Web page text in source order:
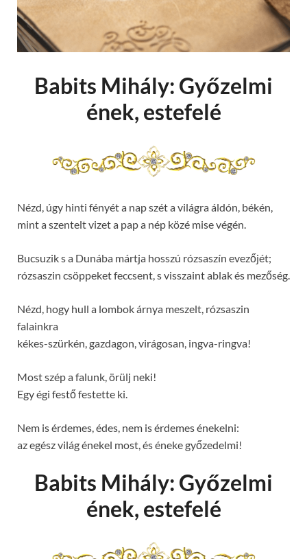
Babits Mihály: Győzelmi
ének, estefelé
Nézd, úgy hinti fényét a nap szét a világra áldón, békén,
mint a szentelt vizet a pap a nép közé mise végén.
Bucsuzik s a Dunába mártja hosszú rózsaszín evezőjét;
rózsaszin csöppeket feccsent, s visszaint ablak és mezőség.
Nézd, hogy hull a lombok árnya meszelt, rózsaszin
falainkra
kékes-szürkén, gazdagon, virágosan, ingva-ringva!
Most szép a falunk, örülj neki!
Egy égi festő festette ki.
Nem is érdemes, édes, nem is érdemes énekelni:
az egész világ énekel most, és éneke győzedelmi!
Babits Mihály: Győzelmi
ének, estefelé